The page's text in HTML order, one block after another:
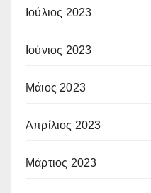
Ιούλιος 2023
Ιούνιος 2023
Μάιος 2023
Απρίλιος 2023
Μάρτιος 2023